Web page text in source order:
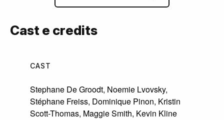
Cast e credits
CAST
Stephane De Groodt, Noemie Lvovsky,
Stéphane Freiss, Dominique Pinon, Kristin
Scott-Thomas, Maggie Smith, Kevin Kline